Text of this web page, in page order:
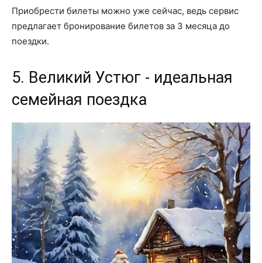
Приобрести билеты можно уже сейчас, ведь сервис
предлагает бронирование билетов за 3 месяца до
поездки.
5. Великий Устюг - идеальная
семейная поездка